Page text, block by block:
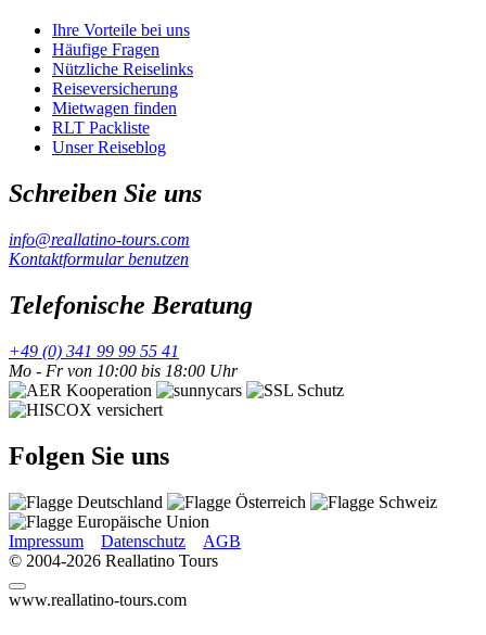
Ihre Vorteile bei uns
Häufige Fragen
Nützliche Reiselinks
Reiseversicherung
Mietwagen finden
RLT Packliste
Unser Reiseblog
Schreiben Sie uns
info@reallatino-tours.com
Kontaktformular benutzen
Telefonische Beratung
+49 (0) 341 99 99 55 41
Mo - Fr von 10:00 bis 18:00 Uhr
Folgen Sie uns
Impressum Datenschutz
AGB
© 2004-2026 Reallatino Tours
www.reallatino-tours.com